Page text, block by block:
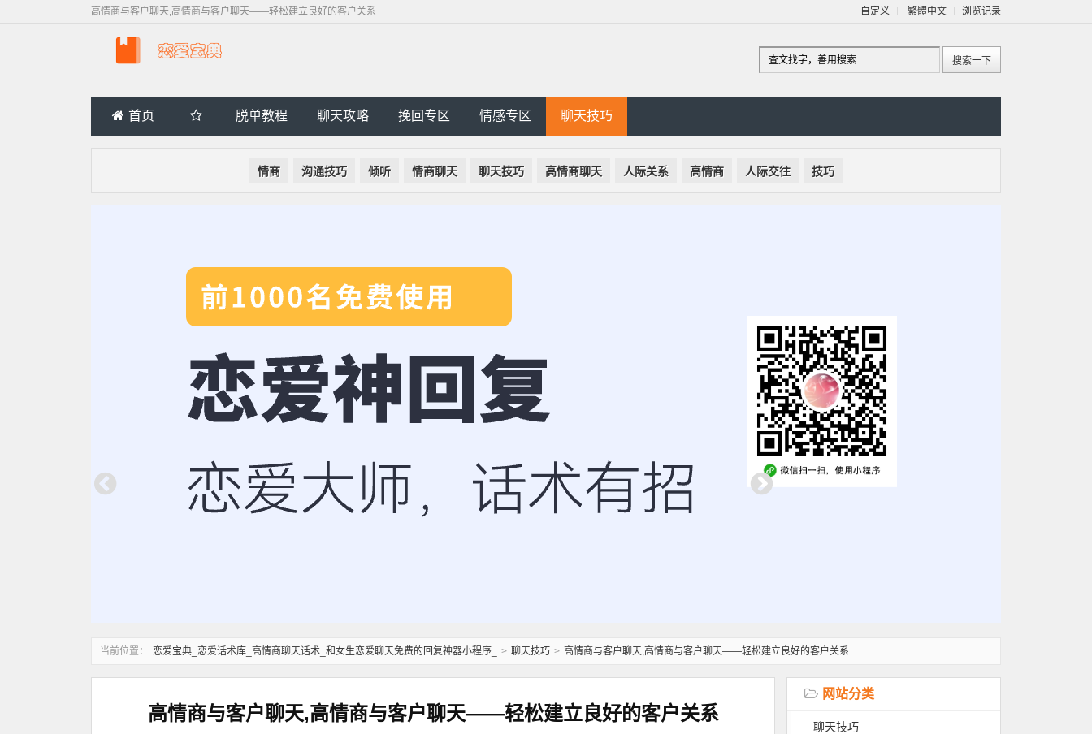
高情商与客户聊天,高情商与客户聊天——轻松建立良好的客户关系 自定义 繁體中文 浏览记录
首页 脱单教程 聊天攻略 挽回专区 情感专区 聊天技巧
情商 沟通技巧 倾听 情商聊天 聊天技巧 高情商聊天 人际关系 高情商 人际交往 技巧
当前位置： 恋爱宝典_恋爱话术库_高情商聊天话术_和女生恋爱聊天免费的回复神器小程序_ > 聊天技巧 > 高情商与客户聊天,高情商与客户聊天——轻松建立良好的客户关系
高情商与客户聊天,高情商与客户聊天——轻松建立良好的客户关系
网站分类
聊天技巧